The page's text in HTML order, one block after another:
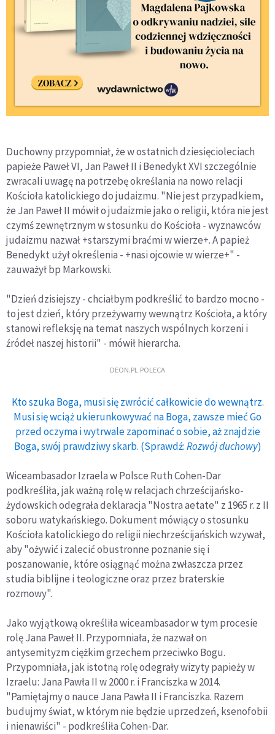
Duchowny przypomniał, że w ostatnich dziesięcioleciach
papieże Paweł VI, Jan Paweł II i Benedykt XVI szczególnie
zwracali uwagę na potrzebę określania na nowo relacji
Kościoła katolickiego do judaizmu. "Nie jest przypadkiem,
że Jan Paweł II mówił o judaizmie jako o religii, która nie jest
czymś zewnętrznym w stosunku do Kościoła - wyznawców
judaizmu nazwał +starszymi braćmi w wierze+. A papież
Benedykt użył określenia - +nasi ojcowie w wierze+" -
zauważył bp Markowski.
"Dzień dzisiejszy - chciałbym podkreślić to bardzo mocno -
to jest dzień, który przeżywamy wewnątrz Kościoła, a który
stanowi refleksję na temat naszych wspólnych korzeni i
źródeł naszej historii" - mówił hierarcha.
DEON.PL POLECA
Kto szuka Boga, musi się zwrócić całkowicie do wewnątrz.
Musi się wciąż ukierunkowywać na Boga, zawsze mieć Go
przed oczyma i wytrwale zapominać o sobie, aż znajdzie
Boga, swój prawdziwy skarb. (Sprawdź:Rozwój duchowy)
Wiceambasador Izraela w Polsce Ruth Cohen-Dar
podkreśliła, jak ważną rolę w relacjach chrześcijańsko-
żydowskich odegrała deklaracja "Nostra aetate" z 1965 r. z II
soboru watykańskiego. Dokument mówiący o stosunku
Kościoła katolickiego do religii niechrześcijańskich wzywał,
aby "ożywić i zalecić obustronne poznanie się i
poszanowanie, które osiągnąć można zwłaszcza przez
studia biblijne i teologiczne oraz przez braterskie
rozmowy".
Jako wyjątkową określiła wiceambasador w tym procesie
rolę Jana Paweł II. Przypomniała, że nazwał on
antysemityzm ciężkim grzechem przeciwko Bogu.
Przypomniała, jak istotną rolę odegrały wizyty papieży w
Izraelu: Jana Pawła II w 2000 r. i Franciszka w 2014.
"Pamiętajmy o nauce Jana Pawła II i Franciszka. Razem
budujmy świat, w którym nie będzie uprzedzeń, ksenofobii
i nienawiści" - podkreśliła Cohen-Dar.